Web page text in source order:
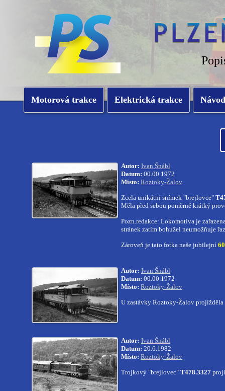
Motorová trakce Elektrická trakce
Autor: Ivan Šnábl
Datum: 00.00.1972
Místo: Roztoky-Žalov
Zcela unikátní snímek "brejlovce"
Měla před sebou poměrně krátký
Pozn.redakce: Lokomotiva je
stránek zatím bohužel neumožňuje
Zároveň je tato fotka naše jubilejní
Autor: Ivan Šnábl
Datum: 00.00.1972
Místo: Roztoky-Žalov
U zastávky Roztoky-Žalov
Autor: Ivan Šnábl
Datum: 20.6.1982
Místo: Roztoky-Žalov
Trojkový "brejlovec" T478.3327